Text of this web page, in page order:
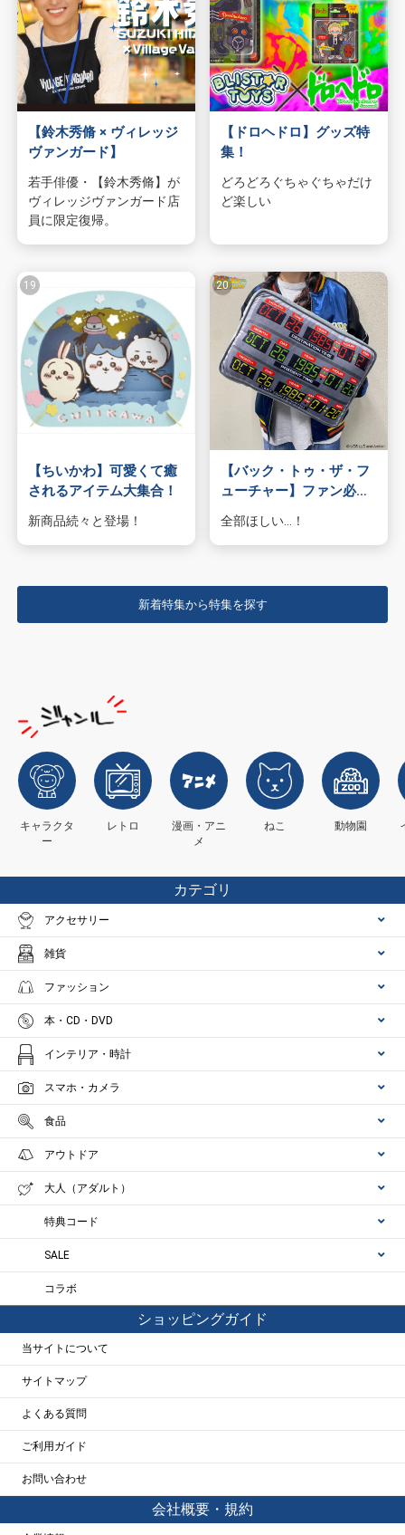
【鈴木秀脩 × ヴィレッジ
ヴァンガード】
若手俳優・【鈴木秀脩】が
ヴィレッジヴァンガード店
員に限定復帰。
【ドロヘドロ】グッズ特
集！
どろどろぐちゃぐちゃだけ
ど楽しい
【ちいかわ】可愛くて癒
されるアイテム大集合！
新商品続々と登場！
【バック・トゥ・ザ・フ
ューチャー】ファン必見
のグッズが登場！
全部ほしい…！
新着特集から特集を探す
キャラクタ
ー
レトロ
漫画・アニ
メ
ねこ 動物園
カテゴリ
アクセサリー
雑貨
ファッション
本・CD・DVD
インテリア・時計
スマホ・カメラ
食品
アウトドア
大人（アダルト）
特典コード
SALE
コラボ
ショッピングガイド
当サイトについて
サイトマップ
よくある質問
ご利用ガイド
お問い合わせ
会社概要・規約